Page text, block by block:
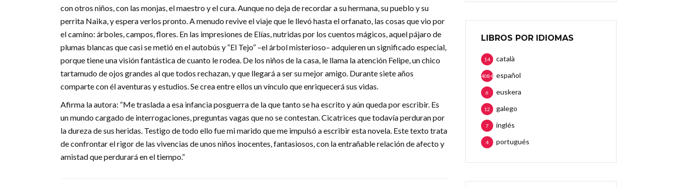
con otros niños, con las monjas, el maestro y el cura. Aunque no deja de recordar a su hermana, su pueblo y su
perrita Naika, y espera verlos pronto. A menudo revive el viaje que le llevó hasta el orfanato, las cosas que vio por
el camino: árboles, campos, flores. En las impresiones de Elías, nutridas por los cuentos mágicos, aquel pájaro de
plumas blancas que casi se metió en el autobús y “El Tejo” –el árbol misterioso– adquieren un significado especial,
porque tiene una visión fantástica de cuanto le rodea. De los niños de la casa, le llama la atención Felipe, un chico
tartamudo de ojos grandes al que todos rechazan, y que llegará a ser su mejor amigo. Durante siete años
comparte con él aventuras y estudios. Se crea entre ellos un vínculo que enriquecerá sus vidas.
Afirma la autora: “Me traslada a esa infancia posguerra de la que tanto se ha escrito y aún queda por escribir. Es
un mundo cargado de interrogaciones, preguntas vagas que no se contestan. Cicatrices que todavía perduran por
la dureza de sus heridas. Testigo de todo ello fue mi marido que me impulsó a escribir esta novela. Este texto trata
de confrontar el rigor de las vivencias de unos niños inocentes, fantasiosos, con la entrañable relación de afecto y
amistad que perdurará en el tiempo.”
LIBROS POR IDIOMAS
català
14
español
4084
euskera
6
galego
12
inglés
7
portugués
4